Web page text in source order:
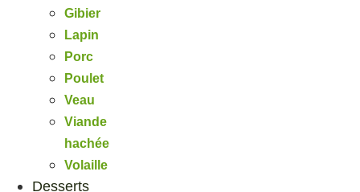
Gibier
Lapin
Porc
Poulet
Veau
Viande
hachée
Volaille
Desserts